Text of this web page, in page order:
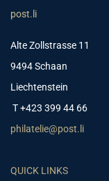
post.li
Alte Zollstrasse 11
9494 Schaan
Liechtenstein
T +423 399 44 66
philatelie@post.li
QUICK LINKS